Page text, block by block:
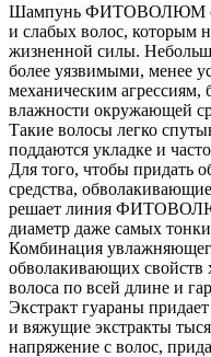
Шампунь ФИТОВОЛЮМ
и слабых волос, которым
жизненной силы.
более уязвимыми, менее
механическим агрессиям,
влажности окружающей
Такие волосы легко
поддаются укладке и
Для того, чтобы придать
средства,
решает линия
диаметр даже самых
Комбинация
обволакивающих свойств
волоса по всей длине и
Экстракт гуараны
и вяжущие экстракты
напряжение с волос,